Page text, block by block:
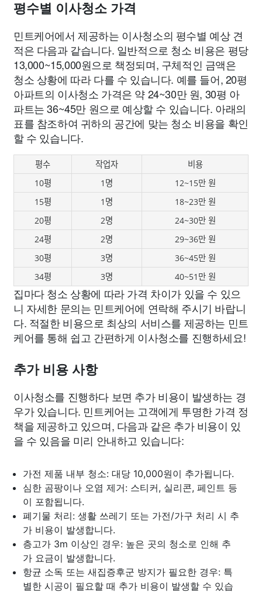
평수별 이사청소 가격
민트케어에서 제공하는 이사청소의 평수별 예상 견
적은 다음과 같습니다. 일반적으로 청소 비용은 평당
13,000~15,000원으로 책정되며, 구체적인 금액은
청소 상황에 따라 다를 수 있습니다. 예를 들어, 20평
아파트의 이사청소 가격은 약 24~30만 원, 30평 아
파트는 36~45만 원으로 예상할 수 있습니다. 아래의
표를 참조하여 귀하의 공간에 맞는 청소 비용을 확인
할 수 있습니다.
평수 작업자
비용
10평
1명
12~15만 원
15평
1명
18~23만 원
20평
2명
24~30만 원
24평
2명
29~36만 원
30평
3명
36~45만 원
34평
3명 40~51만 원
집마다 청소 상황에 따라 가격 차이가 있을 수 있으
니 자세한 문의는 민트케어에 연락해 주시기 바랍니
다. 적절한 비용으로 최상의 서비스를 제공하는 민트
케어를 통해 쉽고 간편하게 이사청소를 진행하세요!
추가 비용 사항
이사청소를 진행하다 보면 추가 비용이 발생하는 경
우가 있습니다. 민트케어는 고객에게 투명한 가격 정
책을 제공하고 있으며, 다음과 같은 추가 비용이 있
을 수 있음을 미리 안내하고 있습니다:
가전 제품 내부 청소: 대당 10,000원이 추가됩니다.
심한 곰팡이나 오염 제거: 스티커, 실리콘, 페인트 등
이 포함됩니다.
폐기물 처리: 생활 쓰레기 또는 가전/가구 처리 시 추
가 비용이 발생합니다.
층고가 3m 이상인 경우: 높은 곳의 청소로 인해 추
가 요금이 발생합니다.
항균 소독 또는 새집증후군 방지가 필요한 경우: 특
별한 시공이 필요할 때 추가 비용이 발생할 수 있습